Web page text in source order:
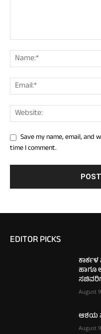
Save my name, email,
time I comment.
EDITOR PICKS
ಹಾಗೂ
August
ಆಶಯ
August